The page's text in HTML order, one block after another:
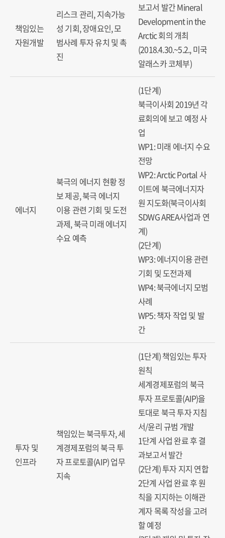
책임있는
자원개발
리스크 관리, 지속가능
성 기회, 장애요인, 모
범사례 투자 유치 및 촉
진
보고서 발간 Mineral
Development in the
Arctic 회의 개최
(2018.4.30.~5.2., 미국
알래스카 코체부)
에너지
북극의 에너지 현황 정
보 제공, 북극 에너지
이용 관련 기회 및 도전
과제, 북극 미래 에너지
수요 예측
(1단계)
북극이사회 2019년 각
료회의에 보고 예정 사
업
WP1: 미래 에너지 수요
전망
WP2: Arctic Portal 사
이트에 북극에너지자
원 지도화(북극이사회
SDWG AREA사업과 연
계)
(2단계)
WP3: 에너지이용 관련
기회 및 도전과제
WP4: 북극에너지 모범
사례
WP5: 책자 작업 및 발
간
투자 및
인프라
책임있는 북극투자, 세
계경제포럼의 북극 투
자 프로토콜(AIP) 업무
지속
(1단계) 책임있는 투자
원칙
세계경제포럼의 북극
투자 프로토콜(AIP)을
토대로 북극 투자 지침
서/윤리 규범 개발
1단계 사업 완료 후 결
과보고서 발간
(2단계) 투자 지지 연합
2단계 사업 완료 후 원
칙을 지지하는 이해관
계자 목록 작성을 고려
할 예정